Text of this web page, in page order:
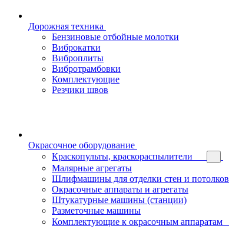
Дорожная техника
Бензиновые отбойные молотки
Виброкатки
Виброплиты
Вибротрамбовки
Комплектующие
Резчики швов
Окрасочное оборудование
Краскопульты, краскораспылители
Малярные агрегаты
Шлифмашины для отделки стен и потолков
Окрасочные аппараты и агрегаты
Штукатурные машины (станции)
Разметочные машины
Комплектующие к окрасочным аппаратам